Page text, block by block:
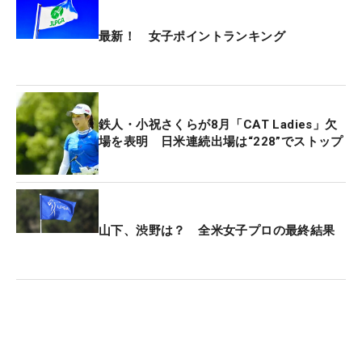
Rを行う予定だった日曜日も、午前中に降り続いた
雨の影響でプレーができず、月曜日までもつれこむ
6時間もずれ込む一日に。“待機時間”を過ごすことも
多い5日間だったが、それが予選会にも影響した。
「待ち疲れてすっごい長かったです。初めての経
験」。そう感じても、無理はない。ただ、予選会を
断念したことには「出られないものは仕方がない」
と、気持ちを切り替えている。
最新！ 女子ポイントランキング
鉄人・小祝さくらが8月「CAT Ladies」欠
場を表明 日米連続出場は“228”でストップ
山下、渋野は？ 全米女子プロの最終結果